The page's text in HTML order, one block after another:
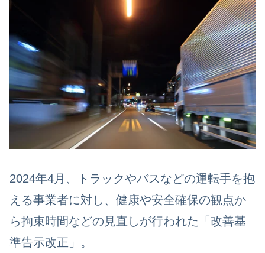
2024年4月、トラックやバスなどの運転手を抱
える事業者に対し、健康や安全確保の観点か
ら拘束時間などの見直しが行われた「改善基
準告示改正」。